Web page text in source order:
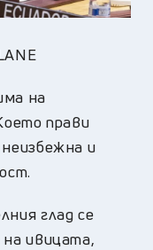
на
прави
и
глад се
ивицата,